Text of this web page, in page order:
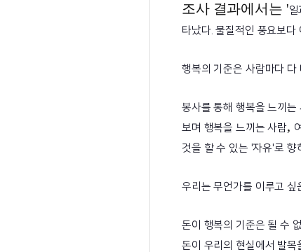
조사 결과에서는 '
타났다. 물질적인 풍요보
행복의 기준은 사람마다 다
봉사를 통해 행복을 느끼는
보며 행복을 느끼는 사람,
것을 할 수 있는 '자유'로 향
우리는 무언가를 이루고
돈이 행복의 기준은 될 수
돈이 우리의 현실에서 발목